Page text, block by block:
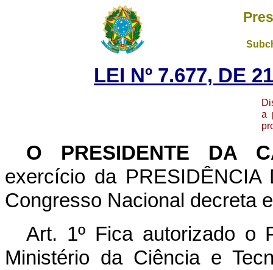
LEI Nº 7.677, DE
a
O PRESIDENTE DA
exercício da
Congresso Nacional decreta
Art. 1º Fica autorizado o
Ministério da Ciência e